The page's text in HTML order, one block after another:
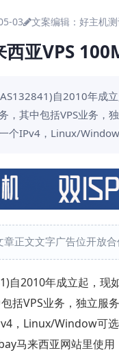
03 文案编辑：好主机
西亚VPS
自2010年成
，其中包括VPS业务，
个IPv4，Linux/Window
章正文文字广告位开放
自2010年成立起，现
括VPS业务，独立服
，Linux/Window可
马来西亚网站里使用